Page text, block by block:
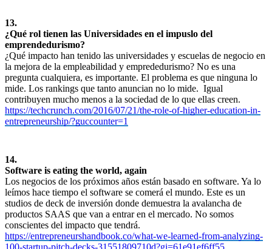
13.
¿Qué rol tienen las Universidades en el impuslo del
emprendedurismo?
¿Qué impacto han tenido las universidades y escuelas de negocio en
la mejora de la empleabilidad y emprededurismo? No es una
pregunta cualquiera, es importante. El problema es que ninguna lo
mide. Los rankings que tanto anuncian no lo mide. Igual
contribuyen mucho menos a la sociedad de lo que ellas creen.
https://techcrunch.com/2016/07/21/the-role-of-higher-education-in-
entrepreneurship/?guccounter=1
14.
Software is eating the world, again
Los negocios de los próximos años están basado en software. Ya lo
leímos hace tiempo el software se comerá el mundo. Este es un
studios de deck de inversión donde demuestra la avalancha de
productos SAAS que van a entrar en el mercado. No somos
conscientes del impacto que tendrá.
https://entrepreneurshandbook.co/what-we-learned-from-analyzing-
100-startup-pitch-decks-31551809710d?gi=61e91ef6ff55